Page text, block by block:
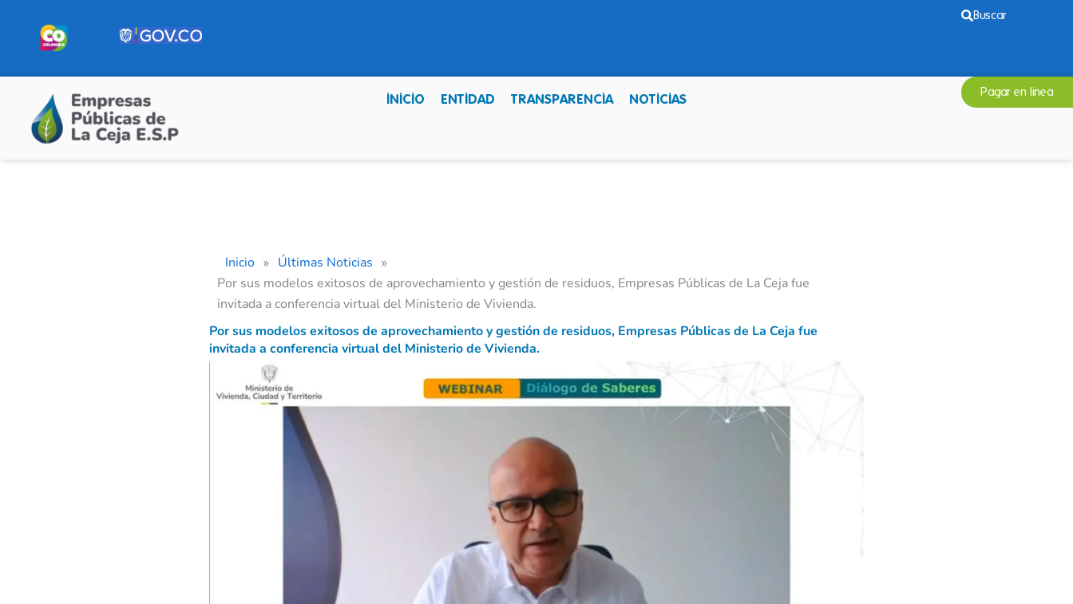
contenido
Buscar
INICIO ENTIDAD TRANSPARENCIA NOTICIAS Pagar en linea
Inicio » Últimas Noticias »
Por sus modelos exitosos de aprovechamiento y gestión de residuos, Empresas Públicas de La Ceja fue
invitada a conferencia virtual del Ministerio de Vivienda.
Por sus modelos exitosos de aprovechamiento y gestión de residuos, Empresas Públicas de La Ceja fue
invitada a conferencia virtual del Ministerio de Vivienda.